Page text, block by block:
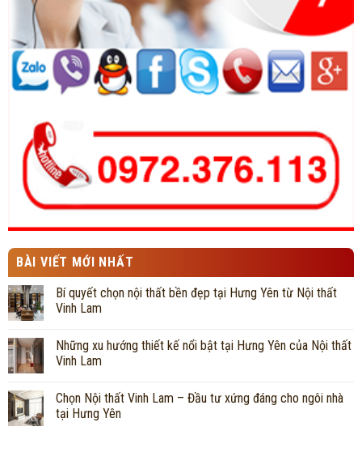
BÀI VIẾT MỚI NHẤT
Bí quyết chọn nội thất bền đẹp tại Hưng Yên từ Nội thất
Vinh Lam
Những xu hướng thiết kế nổi bật tại Hưng Yên của Nội thất
Vinh Lam
Chọn Nội thất Vinh Lam – Đầu tư xứng đáng cho ngôi nhà
tại Hưng Yên